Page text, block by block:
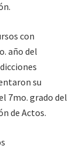
con
año del
su
7mo. grado del
de Actos.